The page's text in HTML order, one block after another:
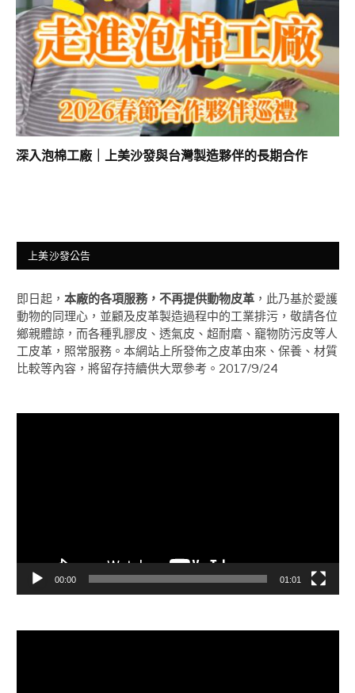
深入泡棉工廠｜上美沙發與台灣製造夥伴的長期合作
上美沙發公告
即日起， 本廠的各項服務，不再提供動物皮革 ，此乃基於愛護
動物的同理心，並顧及皮革製造過程中的工業排污，敬請各位
鄉親體諒，而各種乳膠皮、透氣皮、超耐磨、竉物防污皮等人
工皮革，照常服務。本網站上所發佈之皮革由來、保養、材質
比較等內容，將留存持續供大眾參考。2017/9/24
00:00 01:01